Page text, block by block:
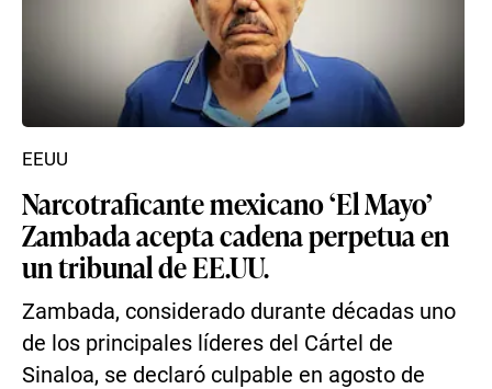
Narcotraficante mexicano ‘El Mayo’
Zambada acepta cadena perpetua en
un tribunal de EE.UU.
Zambada, considerado durante décadas uno
de los principales líderes del Cártel de
Sinaloa, se declaró culpable en agosto de
EEUU